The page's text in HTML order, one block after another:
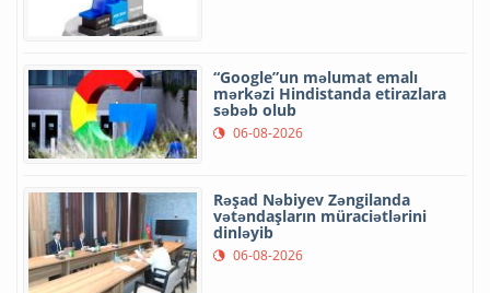
“Google”un məlumat emalı
mərkəzi Hindistanda etirazlara
səbəb olub
06-08-2026
Rəşad Nəbiyev Zəngilanda
vətəndaşların müraciətlərini
dinləyib
06-08-2026